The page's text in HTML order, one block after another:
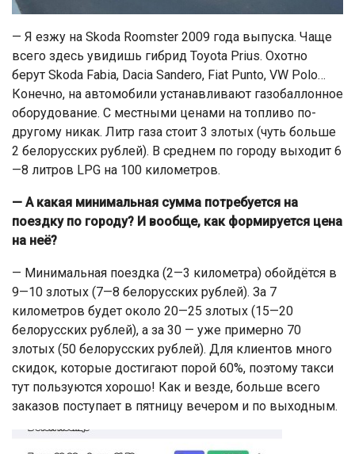
— Я езжу на Skoda Roomster 2009 года выпуска. Чаще
всего здесь увидишь гибрид Toyota Prius. Охотно
берут Skoda Fabia, Dacia Sandero, Fiat Punto, VW Polo…
Конечно, на автомобили устанавливают газобаллонное
оборудование. С местными ценами на топливо по-
другому никак. Литр газа стоит 3 злотых (чуть больше
2 белорусских рублей). В среднем по городу выходит 6
—8 литров LPG на 100 километров.
— А какая минимальная сумма потребуется на
поездку по городу? И вообще, как формируется цена
на неё?
— Минимальная поездка (2—3 километра) обойдётся в
9—10 злотых (7—8 белорусских рублей). За 7
километров будет около 20—25 злотых (15—20
белорусских рублей), а за 30 — уже примерно 70
злотых (50 белорусских рублей). Для клиентов много
скидок, которые достигают порой 60%, поэтому такси
тут пользуются хорошо! Как и везде, больше всего
заказов поступает в пятницу вечером и по выходным.